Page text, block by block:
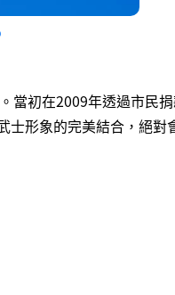
當初在2009年透過市民
形象的完美結合，絕對